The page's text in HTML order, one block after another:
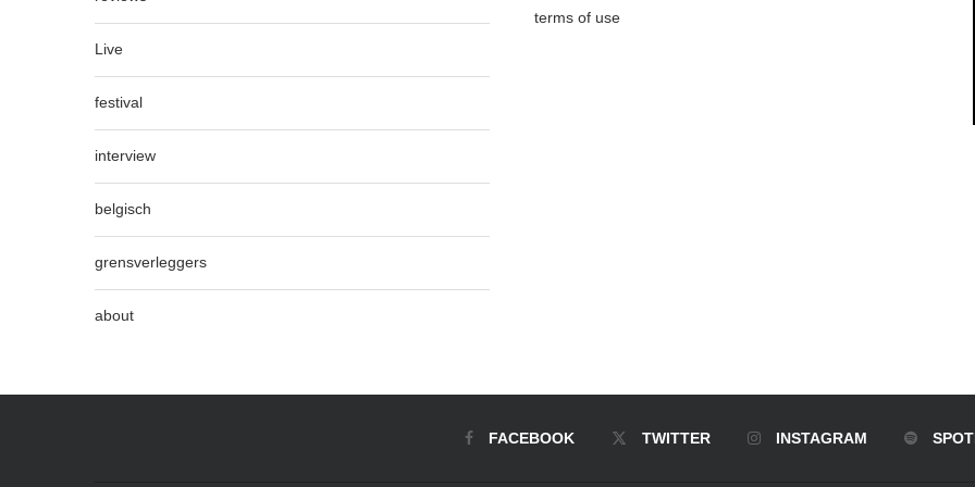
Live
festival
interview
belgisch
grensverleggers
about
terms of use
FACEBOOK TWITTER INSTAGRAM